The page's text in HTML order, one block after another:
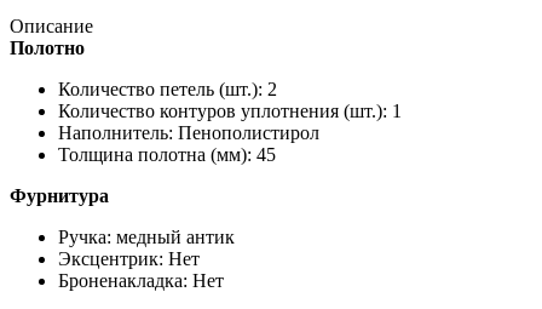
Описание
Полотно
Количество петель (шт.): 2
Количество контуров уплотнения (шт.): 1
Наполнитель: Пенополистирол
Толщина полотна (мм): 45
Фурнитура
Ручка: медный антик
Эксцентрик: Нет
Броненакладка: Нет